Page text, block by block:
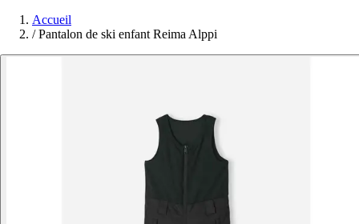
Accueil
/ Pantalon de ski enfant Reima Alppi